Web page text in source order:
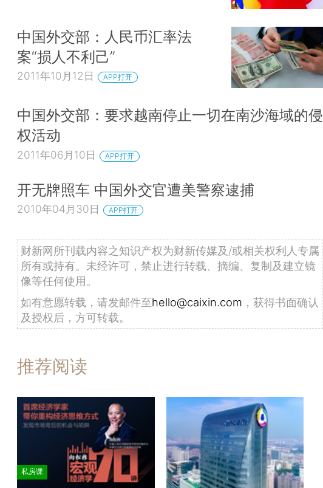
中国外交部：人民币汇率法
案“损人不利己”
2011年10月12日 APP打开
中国外交部：要求越南停止一切在南沙海域的侵
权活动
2011年06月10日 APP打开
开无牌照车 中国外交官遭美警察逮捕
2010年04月30日 APP打开
财新网所刊载内容之知识产权为财新传媒及/或相关权利人专属
所有或持有。未经许可，禁止进行转载、摘编、复制及建立镜
像等任何使用。
如有意愿转载，请发邮件至hello@caixin.com ，获得书面确认
及授权后，方可转载。
推荐阅读
私房课